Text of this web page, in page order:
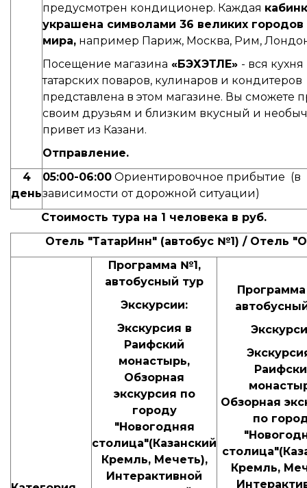
предусмотрен кондиционер. Каждая
украшена символами 36 великих городов
мира, например Париж, Москва, Рим,
Посещение магазина «БЭХЭТЛЕ» - вся кухня
татарских поваров, кулинаров и кондитеров
представлена в этом магазине. Вы сможете
своим друзьям и близким вкусный и
привет из Казани.
Отправление.
4
день
05:00-06:00 Ориентировочное прибытие (в
зависимости от дорожной ситуации)
Стоимость тура на 1 человека в руб.
Отель "ТатарИнн" (автобус №1) / Отель
Программа №1,
автобусный тур
Экскурсии:
Экскурсия в
Раифский
монастырь,
Обзорная
экскурсия по
городу
"Новогодняя
столица"(Казанский
Кремль, Мечеть),
Интерактивной
Обзорная
по
Кремль,